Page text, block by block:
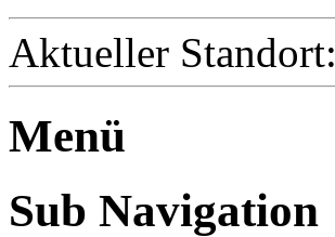
Aktueller Standort:
Menü
Sub Navigation